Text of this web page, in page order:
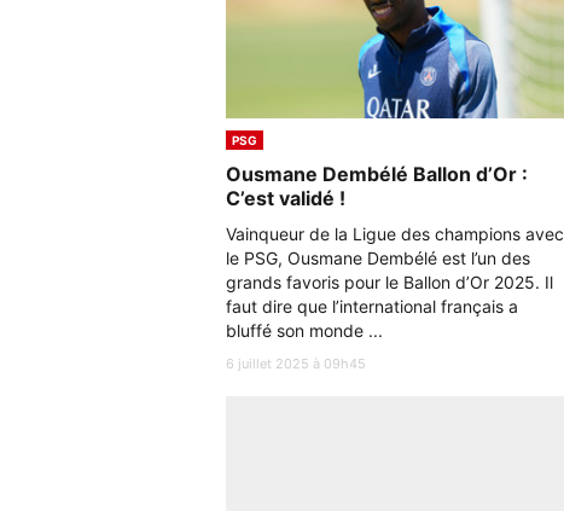
PSG
Ousmane Dembélé Ballon d’Or :
C’est validé !
Vainqueur de la Ligue des champions avec
le PSG, Ousmane Dembélé est l’un des
grands favoris pour le Ballon d’Or 2025. Il
faut dire que l’international français a
bluffé son monde ...
6 juillet 2025 à 09h45